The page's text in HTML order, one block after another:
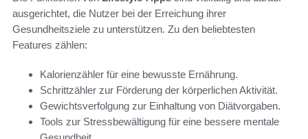
ausgerichtet, die Nutzer bei der Erreichung ihrer
Gesundheitsziele zu unterstützen. Zu den beliebtesten
Features zählen:
Kalorienzähler für eine bewusste Ernährung.
Schrittzähler zur Förderung der körperlichen Aktivität.
Gewichtsverfolgung zur Einhaltung von Diätvorgaben.
Tools zur Stressbewältigung für eine bessere mentale